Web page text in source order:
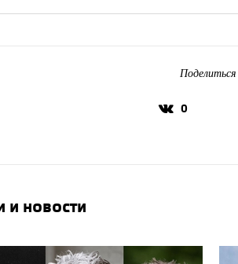
Поделиться
0
и новости